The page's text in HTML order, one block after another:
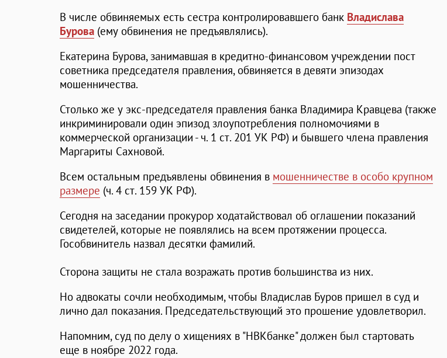
В числе обвиняемых есть сестра контролировавшего банк Владислава
Бурова (ему обвинения не предъявлялись).
Екатерина Бурова, занимавшая в кредитно-финансовом учреждении пост
советника председателя правления, обвиняется в девяти эпизодах
мошенничества.
Столько же у экс-председателя правления банка Владимира Кравцева (также
инкриминировали один эпизод злоупотребления полномочиями в
коммерческой организации - ч. 1 ст. 201 УК РФ) и бывшего члена правления
Маргариты Сахновой.
Всем остальным предъявлены обвинения в мошенничестве в особо крупном
размере (ч. 4 ст. 159 УК РФ).
Сегодня на заседании прокурор ходатайствовал об оглашении показаний
свидетелей, которые не появлялись на всем протяжении процесса.
Гособвинитель назвал десятки фамилий.
Сторона защиты не стала возражать против большинства из них.
Но адвокаты сочли необходимым, чтобы Владислав Буров пришел в суд и
лично дал показания. Председательствующий это прошение удовлетворил.
Напомним, суд по делу о хищениях в "НВКбанке" должен был стартовать
еще в ноябре 2022 года.